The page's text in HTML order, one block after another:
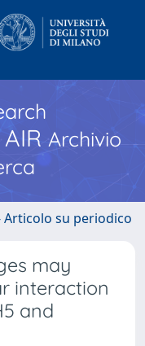
Archivio
Articolo su periodico
may
interaction
and